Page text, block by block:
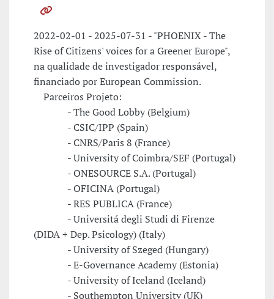
2022-02-01 - 2025-07-31 - "PHOENIX - The
Rise of Citizens' voices for a Greener Europe",
na qualidade de investigador responsável,
financiado por European Commission.
Parceiros Projeto:
- The Good Lobby (Belgium)
- CSIC/IPP (Spain)
- CNRS/Paris 8 (France)
- University of Coimbra/SEF (Portugal)
- ONESOURCE S.A. (Portugal)
- OFICINA (Portugal)
- RES PUBLICA (France)
- Universitá degli Studi di Firenze
(DIDA + Dep. Psicology) (Italy)
- University of Szeged (Hungary)
- E-Governance Academy (Estonia)
- University of Iceland (Iceland)
- Southempton University (UK)